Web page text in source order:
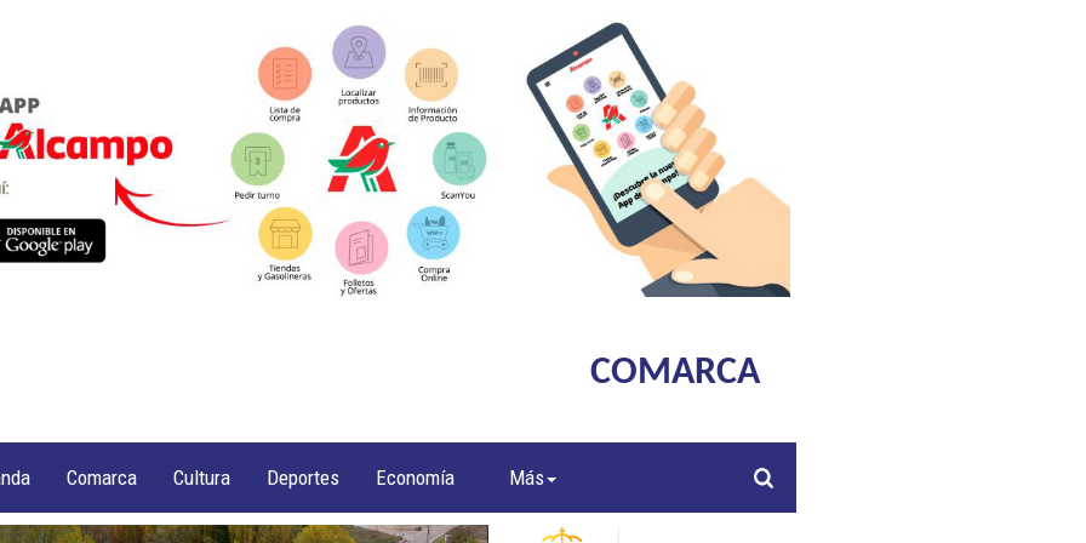
COMARCA
Comarca Cultura Deportes Economía Más